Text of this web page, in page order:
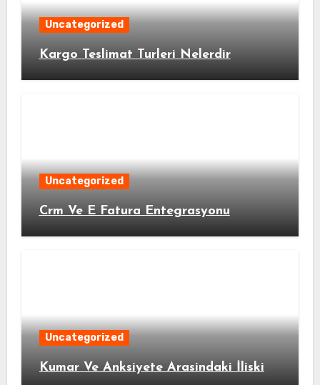
Uncategorized
Kargo Teslimat Turleri Nelerdir
Uncategorized
Crm Ve E Fatura Entegrasyonu
Uncategorized
Kumar Ve Anksiyete Arasindaki İliski